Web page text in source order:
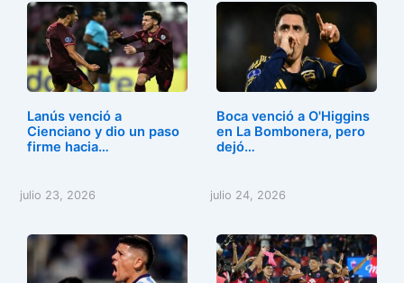
e
b
o
o
k
o
d
o
n
l
p
ar
tir
Lanús venció a
Cienciano y dio un paso
firme hacia…
julio 23, 2026
Boca venció a O'Higgins
en La Bombonera, pero
dejó…
julio 24, 2026